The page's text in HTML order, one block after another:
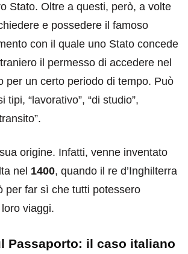
Stato. Oltre a questi, però, a volte
e possedere il famoso
con il quale uno Stato concede
il permesso di accedere nel
per un certo periodo di tempo. Può
tipi, “lavorativo”, “di studio”,
origine. Infatti, venne inventato
nel 1400, quando il re d’Inghilterra
per far sì che tutti potessero
viaggi.
Passaporto: il caso italiano